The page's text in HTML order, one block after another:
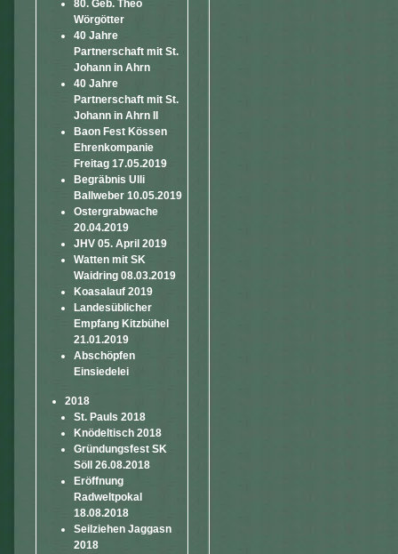
80. Geb. Theo
Wörgötter
40 Jahre
Partnerschaft mit St.
Johann in Ahrn
40 Jahre
Partnerschaft mit St.
Johann in Ahrn II
Baon Fest Kössen
Ehrenkompanie
Freitag 17.05.2019
Begräbnis Ulli
Ballweber 10.05.2019
Ostergrabwache
20.04.2019
JHV 05. April 2019
Watten mit SK
Waidring 08.03.2019
Koasalauf 2019
Landesüblicher
Empfang Kitzbühel
21.01.2019
Abschöpfen
Einsiedelei
2018
St. Pauls 2018
Knödeltisch 2018
Gründungsfest SK
Söll 26.08.2018
Eröffnung
Radweltpokal
18.08.2018
Seilziehen Jaggasn
2018